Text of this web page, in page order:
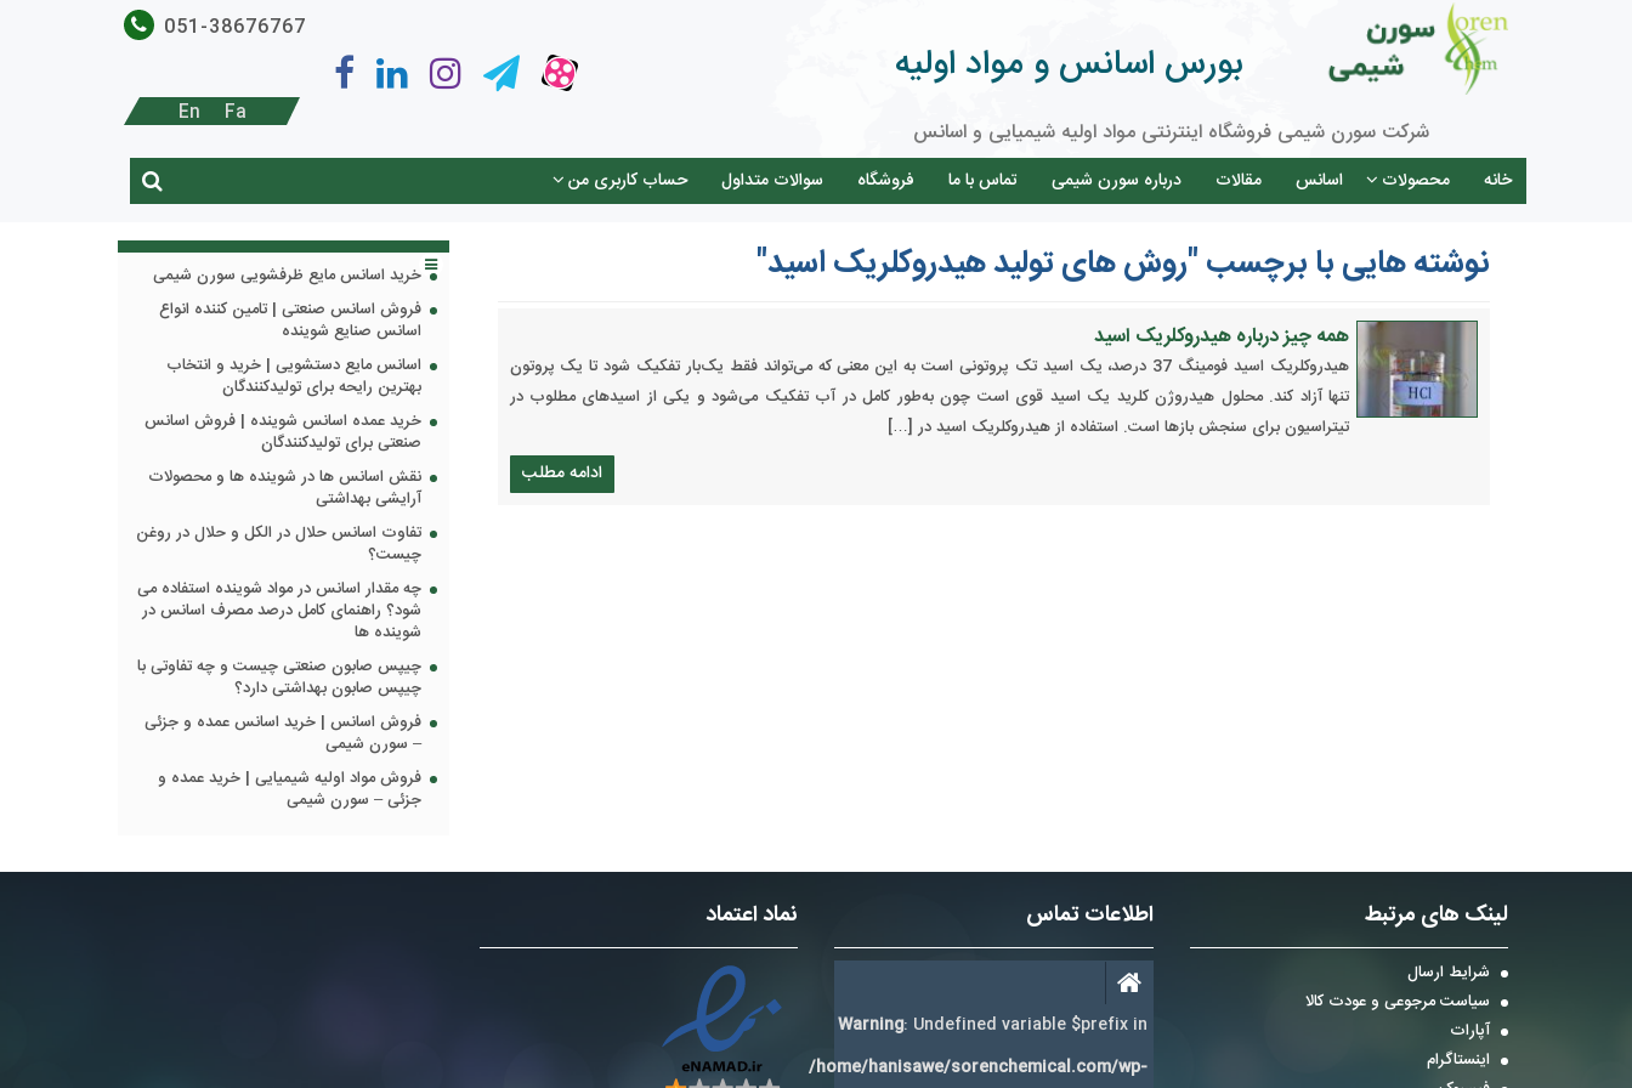
بورس اسانس و مواد اولیه
شرکت سورن شیمی فروشگاه اینترنتی مواد اولیه شیمیایی و اسانس
051-38676767
Fa
En
خانه محصولات اسانس مقالات درباره سورن شیمی تماس با ما فروشگاه سوالات متداول حساب کاربری من
نوشته هایی با برچسب "روش های تولید هیدروکلریک اسید"
همه چیز درباره هیدروکلریک اسید
هیدروکلریک اسید فومینگ 37 درصد، یک اسید تک پروتونی است به این معنی که می‌تواند فقط یک‌بار تفکیک شود تا یک پروتون
تنها آزاد کند. محلول هیدروژن کلرید یک اسید قوی است چون به‌طور کامل در آب تفکیک می‌شود و یکی از اسیدهای مطلوب در
تیتراسیون برای سنجش بازها است. استفاده از هیدروکلریک اسید در […]
ادامه مطلب
خرید اسانس مایع ظرفشویی سورن شیمی
فروش اسانس صنعتی | تامین کننده انواع
اسانس صنایع شوینده
اسانس مایع دستشویی | خرید و انتخاب
بهترین رایحه برای تولیدکنندگان
خرید عمده اسانس شوینده | فروش اسانس
صنعتی برای تولیدکنندگان
نقش اسانس ها در شوینده ها و محصولات
آرایشی بهداشتی
تفاوت اسانس حلال در الکل و حلال در روغن
چیست؟
چه مقدار اسانس در مواد شوینده استفاده می
شود؟ راهنمای کامل درصد مصرف اسانس در
شوینده ها
چیپس صابون صنعتی چیست و چه تفاوتی با
چیپس صابون بهداشتی دارد؟
فروش اسانس | خرید اسانس عمده و جزئی
– سورن شیمی
فروش مواد اولیه شیمیایی | خرید عمده و
جزئی – سورن شیمی
لینک های مرتبط
شرایط ارسال
سیاست مرجوعی و عودت کالا
آپارات
اینستاگرام
اطلاعات تماس
Warning: Undefined variable $prefix in
/home/hanisawe/sorenchemical.com/wp-
نماد اعتماد